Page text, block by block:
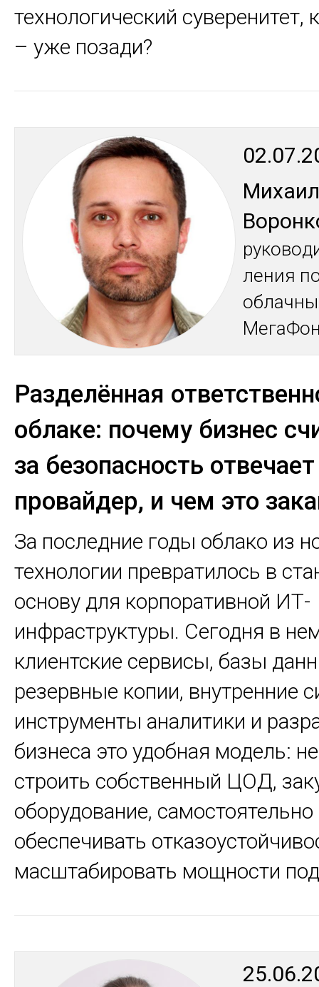
технологический суверенитет,
– уже позади?
Ми­хаил
ле­ния
Разделённая
облаке: почему бизнес
за безопасность отвечает
провайдер, и чем это
За последние годы облако из
технологии превратилось в
основу для корпоративной ИТ-
инфраструктуры. Сегодня в
клиентские сервисы, базы
резервные копии, внутренние
инструменты аналитики и
бизнеса это удобная модель:
строить собственный ЦОД,
оборудование, самостоятельно
обеспечивать
масштабировать мощности под